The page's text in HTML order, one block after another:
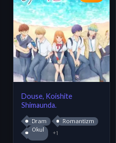
Douse, Koishite
Shimaunda.
Dram
Romantizm
Okul
+1